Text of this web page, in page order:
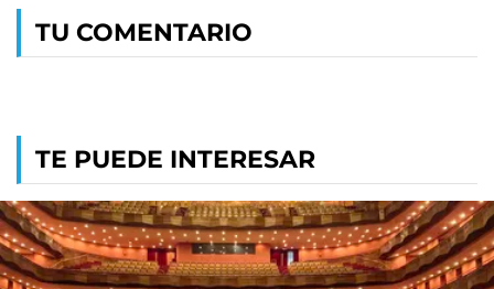
TU COMENTARIO
TE PUEDE INTERESAR